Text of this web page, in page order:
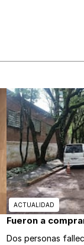
ACTUALIDAD
Fueron a
Dos personas